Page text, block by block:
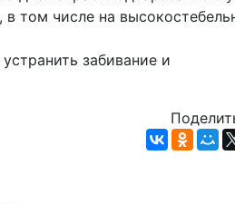
в том числе на
забивание и